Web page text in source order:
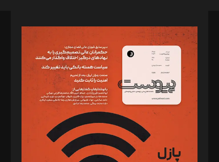
مدیر مسئول: محمدباقر اثنی‌عشری
سردبیر: مهرک محمودی
دبیر تحریریه: میثم قاسمی
د‌بیر ناداستان: سمانه سمیع
د‌بیر خدمت و تجارت: ابوالفضل رجبی
د‌بیر حقوق فناوری: حسام‌الدین ایپکچی
د‌بیر پیوست جهان: مینا پاکدل
د‌بیر تحریریه آنلاین: بابک نقاش
تحریریه‌: مجتبی محمود‌ی، آرش برهمند، یسنا امان‌پور، سروش کرمیان،
مصطفی مسجدی آرانی، ابوالفضل رجبی، زهرا فکرانه، فائزه فتحی